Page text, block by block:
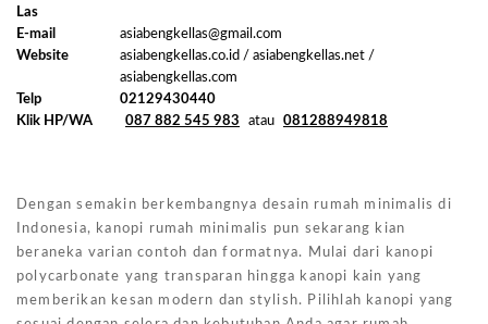
Las
E-mail
asiabengkellas@gmail.com
Website
asiabengkellas.co.id / asiabengkellas.net /
asiabengkellas.com
Telp
02129430440
Klik HP/WA
087 882 545 983 atau 081288949818
Dengan semakin berkembangnya desain rumah minimalis di
Indonesia, kanopi rumah minimalis pun sekarang kian
beraneka varian contoh dan formatnya. Mulai dari kanopi
polycarbonate yang transparan hingga kanopi kain yang
memberikan kesan modern dan stylish. Pilihlah kanopi yang